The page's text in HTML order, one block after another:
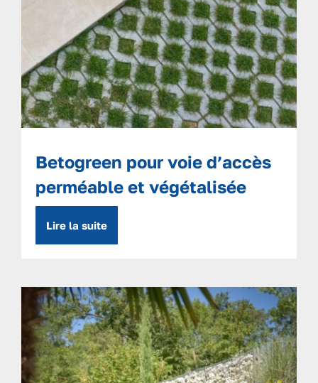
Betogreen pour voie d’accès
perméable et végétalisée
Lire la suite